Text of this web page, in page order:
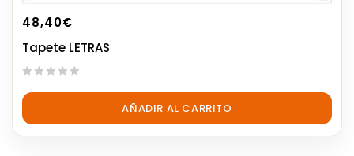
48,40€
Tapete LETRAS
out
5
AÑADIR AL CARRITO